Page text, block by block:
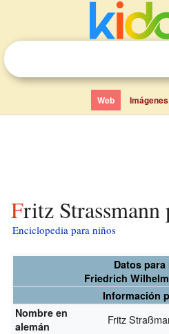
Web Imágenes
Fritz
Enciclopedia para niños
Datos
Friedrich
Información
Nombre en
alemán
Fritz